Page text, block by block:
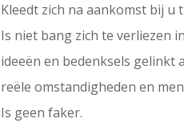
Kleedt zich na aankomst bij u
Is niet bang zich te verliezen in
ideeën en bedenksels gelinkt
reële omstandigheden en
Is geen faker.